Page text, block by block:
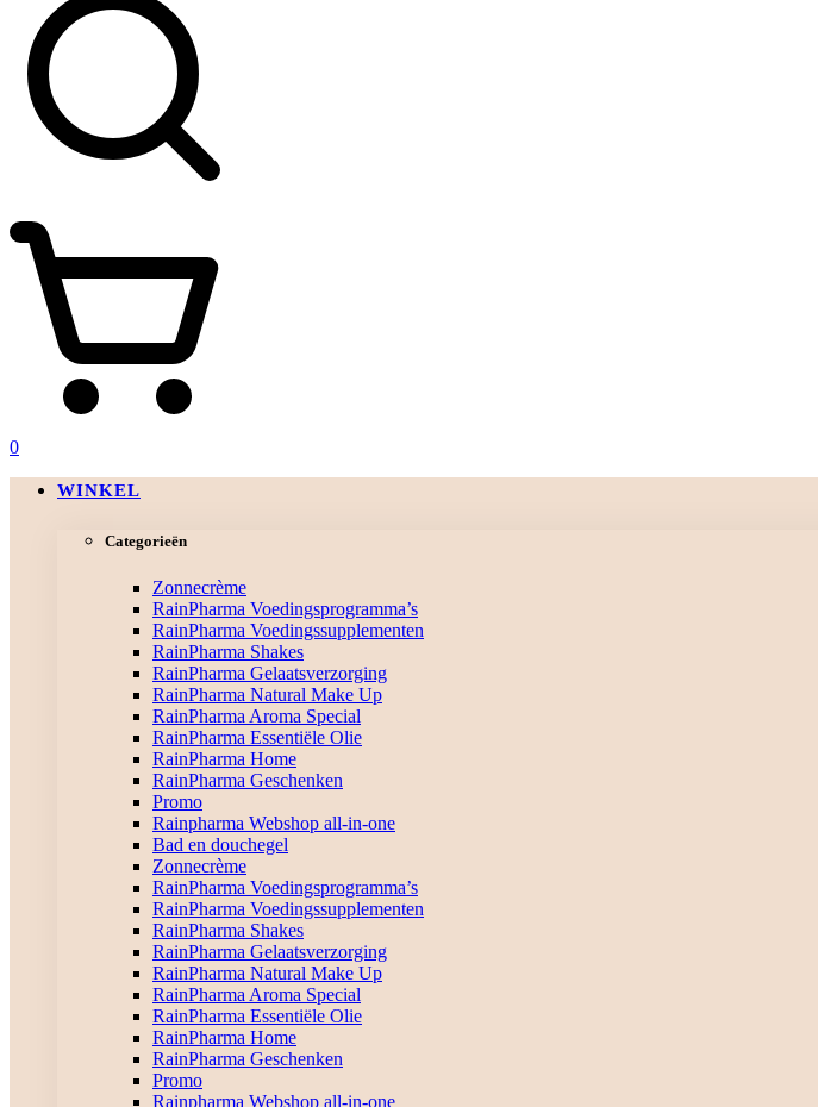
0
WINKEL
Categorieën
Zonnecrème
RainPharma Voedingsprogramma’s
RainPharma Voedingssupplementen
RainPharma Shakes
RainPharma Gelaatsverzorging
RainPharma Natural Make Up
RainPharma Aroma Special
RainPharma Essentiële Olie
RainPharma Home
RainPharma Geschenken
Promo
Rainpharma Webshop all-in-one
Bad en douchegel
Zonnecrème
RainPharma Voedingsprogramma’s
RainPharma Voedingssupplementen
RainPharma Shakes
RainPharma Gelaatsverzorging
RainPharma Natural Make Up
RainPharma Aroma Special
RainPharma Essentiële Olie
RainPharma Home
RainPharma Geschenken
Promo
Rainpharma Webshop all-in-one